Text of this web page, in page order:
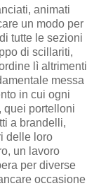
animati
un modo per
tutte le sezioni
di scillariti,
lì altrimenti
messa
in cui ogni
quei portelloni
a brandelli,
delle loro
un lavoro
per diverse
occasione